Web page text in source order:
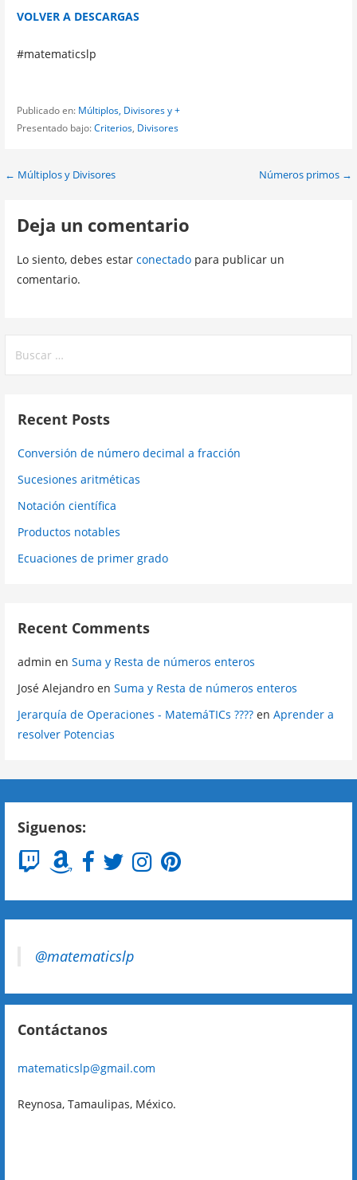
VOLVER A DESCARGAS
#matematicslp
Publicado en: Múltiplos, Divisores y +
Presentado bajo:Criterios, Divisores
Navegación
entradas
← Múltiplos y Divisores Números primos →
Deja un comentario
Lo siento, debes estar conectadopara publicar un
comentario.
Recent Posts
Conversión de número decimal a fracción
Sucesiones aritméticas
Notación científica
Productos notables
Ecuaciones de primer grado
Recent Comments
admin enSuma y Resta de números enteros
José Alejandro enSuma y Resta de números enteros
Jerarquía de Operaciones - MatemáTICs ???? enAprender a
resolver Potencias
Siguenos:
@matematicslp
Contáctanos
matematicslp@gmail.com
Reynosa, Tamaulipas, México.